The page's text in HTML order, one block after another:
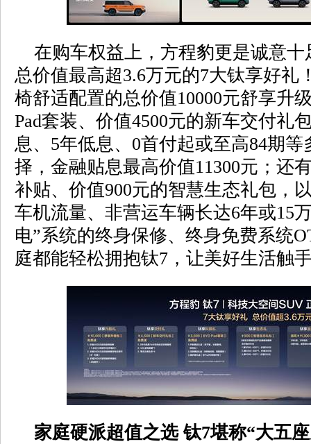
在购车权益上，方程豹更是诚意十
总价值最高超3.6万元的7大钛享好礼
椅舒适配置的总价值10000元舒享升
Pad套装、价值4500元的新车交付礼
息、5年低息、0首付起或至高84期
择，金融贴息最高价值11300元；还
补贴、价值900元的智慧生态礼包，
车机流量、非营运车辆长达6年或15
电”系统的终身保修、终身免费系统
庭都能轻松拥抱钛7，让美好生活触
家庭硬派超值之选 钛7堪称“大五